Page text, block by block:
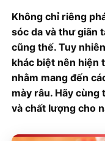
Không chỉ riêng
sóc da và thư giãn
cũng thế. Tuy
khác biệt nên hiện
nhằm mang đến
mày râu. Hãy cùng
và chất lượng cho